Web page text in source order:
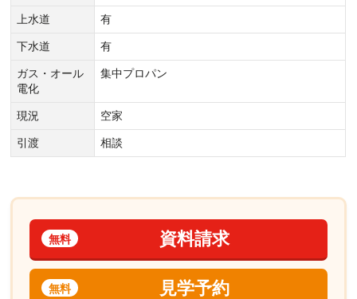
上水道 有
下水道 有
ガス・オール
電化
集中プロパン
現況 空家
引渡 相談
資料請求
無料
見学予約
無料